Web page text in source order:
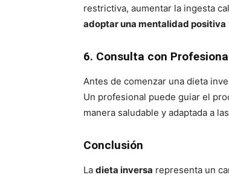
restrictiva, aumentar la ingesta
adoptar una mentalidad positiva
6. Consulta con
Antes de comenzar una dieta
Un profesional puede guiar el
manera saludable y adaptada a
Conclusión
La dieta inversa representa un